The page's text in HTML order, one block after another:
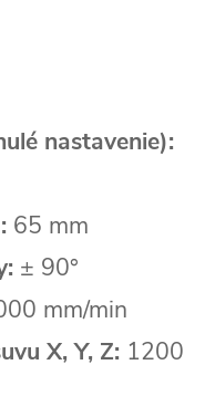
nastavenie):
65 mm
± 90°
mm/min
X, Y, Z: 1200